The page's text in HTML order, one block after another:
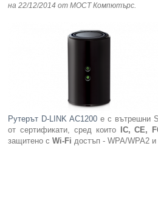
на 22/12/2014 от МОСТ Компютърс.
Рутерът D-LINK AC1200 е с вътрешни
от сертификати, сред които
IC, CE,
защитено с Wi-Fi достъп - WPA/WPA2